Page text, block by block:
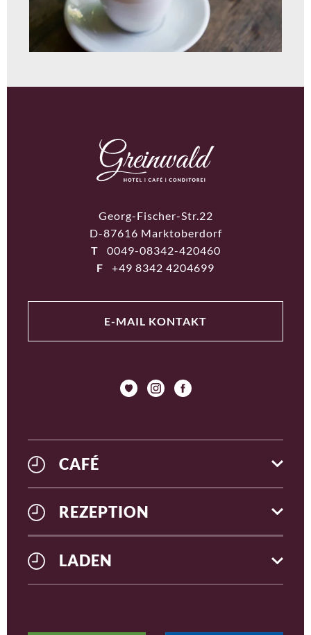
Georg-Fischer-Str.22
D-87616 Marktoberdorf
T
0049-08342-420460
F
+49 8342 4204699
E-MAIL KONTAKT
CAFÉ
REZEPTION
LADEN